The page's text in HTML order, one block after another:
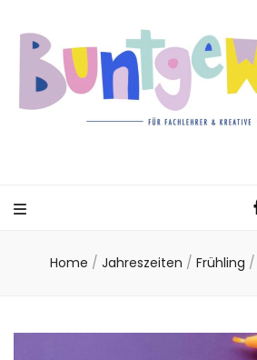
Home / Jahreszeiten / Frühling /